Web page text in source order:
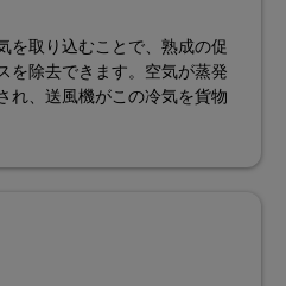
を取り込むことで、熟成の促
を除去できます。空気が蒸発
れ、送風機がこの冷気を貨物